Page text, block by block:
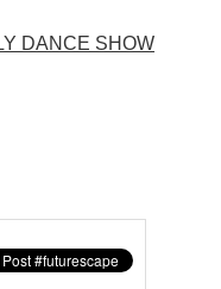
DANCE SHOW